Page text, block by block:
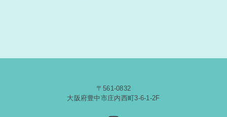
〒561-0832
大阪府豊中市庄内西町3-6-1-2F